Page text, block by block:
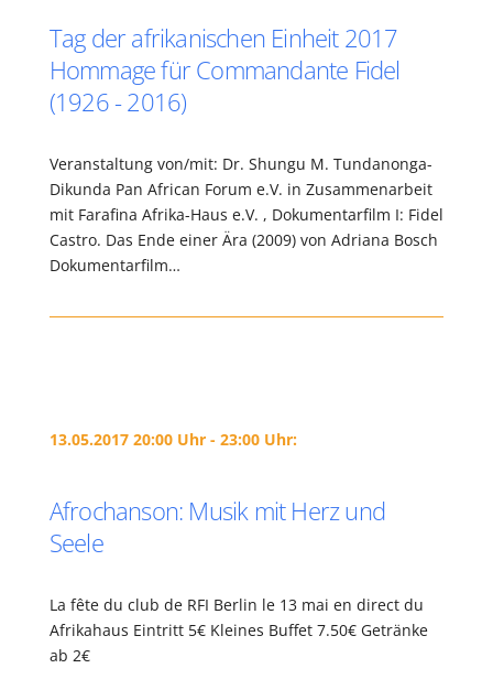
Tag der afrikanischen Einheit 2017
Hommage für Commandante Fidel
(1926 - 2016)
Veranstaltung von/mit: Dr. Shungu M. Tundanonga-
Dikunda Pan African Forum e.V. in Zusammenarbeit
mit Farafina Afrika-Haus e.V. , Dokumentarfilm I: Fidel
Castro. Das Ende einer Ära (2009) von Adriana Bosch
Dokumentarfilm…
13.05.2017 20:00 Uhr - 23:00 Uhr:
Afrochanson: Musik mit Herz und
Seele
La fête du club de RFI Berlin le 13 mai en direct du
Afrikahaus Eintritt 5€ Kleines Buffet 7.50€ Getränke
ab 2€